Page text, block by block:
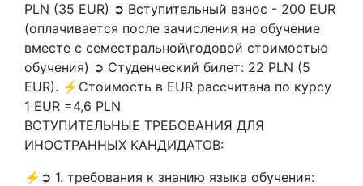
PLN (35 EUR) ➲ Вступительный взнос - 200 EUR
(оплачивается после зачисления на обучение
вместе с семестральной\годовой стоимостью
обучения) ➲ Студенческий билет: 22 PLN (5
EUR). ⚡Стоимость в EUR рассчитана по курсу
1 EUR =4,6 PLN
ВСТУПИТЕЛЬНЫЕ ТРЕБОВАНИЯ ДЛЯ
ИНОСТРАННЫХ КАНДИДАТОВ:
⚡➲ 1. требования к знанию языка обучения: